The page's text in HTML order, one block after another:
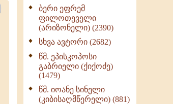
ქადაგებანი გაბრიელ
ეპისკოპოსისა - II ტომი
(370)
სულიერი ცხოვრების
სახელმძღვანელო -
ნაწილი II (369)
ღმერთი და ადამიანები
(287)
ბერის დიადემა (278)
ბერი ეფრემ
ფილოთეველი
(არიზონელი) (2390)
სხვა ავტორი (2682)
წმ. ეპისკოპოსი
გაბრიელი (ქიქოძე)
(1479)
წმ. იოანე სინელი
(კიბისაღმწერელი) (881)